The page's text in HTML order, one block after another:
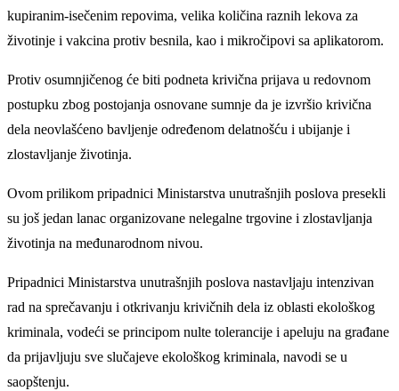
kupiranim-isečenim repovima, velika količina raznih lekova za
životinje i vakcina protiv besnila, kao i mikročipovi sa aplikatorom.
Protiv osumnjičenog će biti podneta krivična prijava u redovnom
postupku zbog postojanja osnovane sumnje da je izvršio krivična
dela neovlašćeno bavljenje određenom delatnošću i ubijanje i
zlostavljanje životinja.
Ovom prilikom pripadnici Ministarstva unutrašnjih poslova presekli
su još jedan lanac organizovane nelegalne trgovine i zlostavljanja
životinja na međunarodnom nivou.
Pripadnici Ministarstva unutrašnjih poslova nastavljaju intenzivan
rad na sprečavanju i otkrivanju krivičnih dela iz oblasti ekološkog
kriminala, vodeći se principom nulte tolerancije i apeluju na građane
da prijavljuju sve slučajeve ekološkog kriminala, navodi se u
saopštenju.